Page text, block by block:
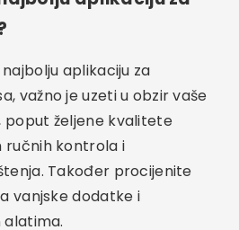
kvalitete.
aplikacije za snimanje
utjecati na kvalitetu i
posebnih trenutaka. Od
otvorenog koda do
s naprednom